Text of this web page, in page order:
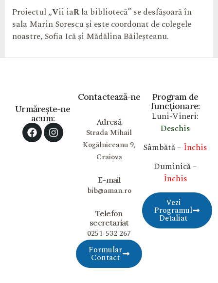
Proiectul „Vii iaRla bibliotecă” se desfășoară în
sala Marin Sorescu și este coordonat de colegele
noastre, Sofia Ică și Mădălina Băileșteanu.
Program de
funcționare:
Luni-Vineri:
Deschis
Sâmbătă – Închis
Duminică –
Închis
Vezi
Programul
Detaliat
Contactează-ne
Adresă
Strada Mihail
Kogălniceanu 9,
Craiova
E-mail
bib@aman.ro
Telefon
secretariat
0251-532 267
Formular
Contact
Urmărește-ne
acum: